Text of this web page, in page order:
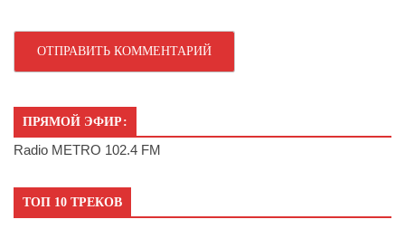
ПРЯМОЙ ЭФИР:
Radio METRO 102.4 FM
ТОП 10 ТРЕКОВ